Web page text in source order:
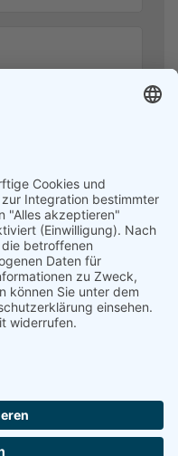
und verarbeitet werden. Die
Ihrer Anfrage
jederzeit für die
widerrufen.
mit Nutzerdaten finden Sie
Hände e.V.|